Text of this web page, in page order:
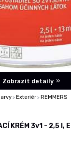
Zobrazit detaily
> Exteriér> REMMERS
KRÉM 3v1 - 2,5 l,